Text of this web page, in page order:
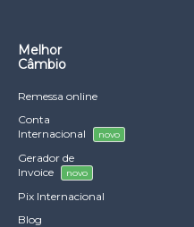
Melhor
Câmbio
Remessa online
Conta
Internacional
novo
Gerador de
Invoice
novo
Pix Internacional
Blog